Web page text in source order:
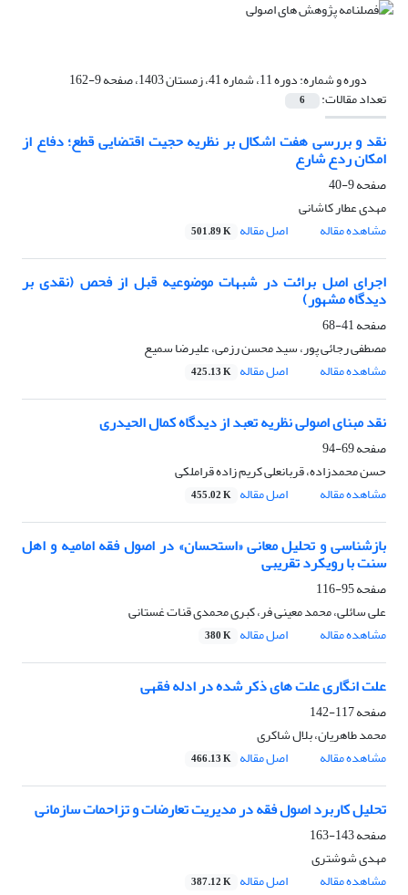
دوره و شماره:دوره 11، شماره 41، زمستان 1403، صفحه 9-162
تعداد مقالات: 6
نقد و بررسی هفت اشکال بر نظریه حجیت اقتضایی قطع؛ دفاع از
امکان ردع شارع
صفحه9-40
مهدی عطار کاشانی
مشاهده مقاله
اصل مقاله 501.89 K
اجرای اصل برائت در شبهات موضوعیه قبل از فحص (نقدی بر
دیدگاه مشهور)
صفحه41-68
مصطفی رجائی پور، سید محسن رزمی، علیرضا سمیع
مشاهده مقاله
اصل مقاله 425.13 K
نقد مبنای اصولی نظریه تعبد از دیدگاه کمال الحیدری
صفحه69-94
حسن محمدزاده، قربانعلی کریم زاده قراملکی
مشاهده مقاله
اصل مقاله 455.02 K
بازشناسی و تحلیل معانی «استحسان» در اصول فقه امامیه و اهل
سنت با رویکرد تقریبی
صفحه95-116
علی سائلی، محمد معینی فر، کبری محمدی قنات غستانی
مشاهده مقاله
اصل مقاله 380 K
علت انگاری علت های ذکر شده در ادله فقهی
صفحه117-142
محمد طاهریان، بلال شاکری
مشاهده مقاله
اصل مقاله 466.13 K
تحلیل کاربرد اصول فقه در مدیریت تعارضات و تزاحمات سازمانی
صفحه143-163
مهدی شوشتری
مشاهده مقاله
اصل مقاله 387.12 K